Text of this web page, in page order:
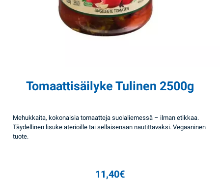
Tomaattisäilyke Tulinen 2500g
Mehukkaita, kokonaisia tomaatteja suolaliemessä – ilman etikkaa.
Täydellinen lisuke aterioille tai sellaisenaan nautittavaksi. Vegaaninen
tuote.
11,40€